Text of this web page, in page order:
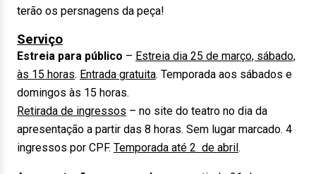
terão os persnagens da peça!
Serviço
Estreia para público – Estreia dia 25 de março, sábado,
às 15 horas. Entrada gratuita. Temporada aos sábados e
domingos às 15 horas.
Retirada de ingressos – no site do teatro no dia da
apresentação a partir das 8 horas. Sem lugar marcado. 4
ingressos por CPF. Temporada até 2 de abril.